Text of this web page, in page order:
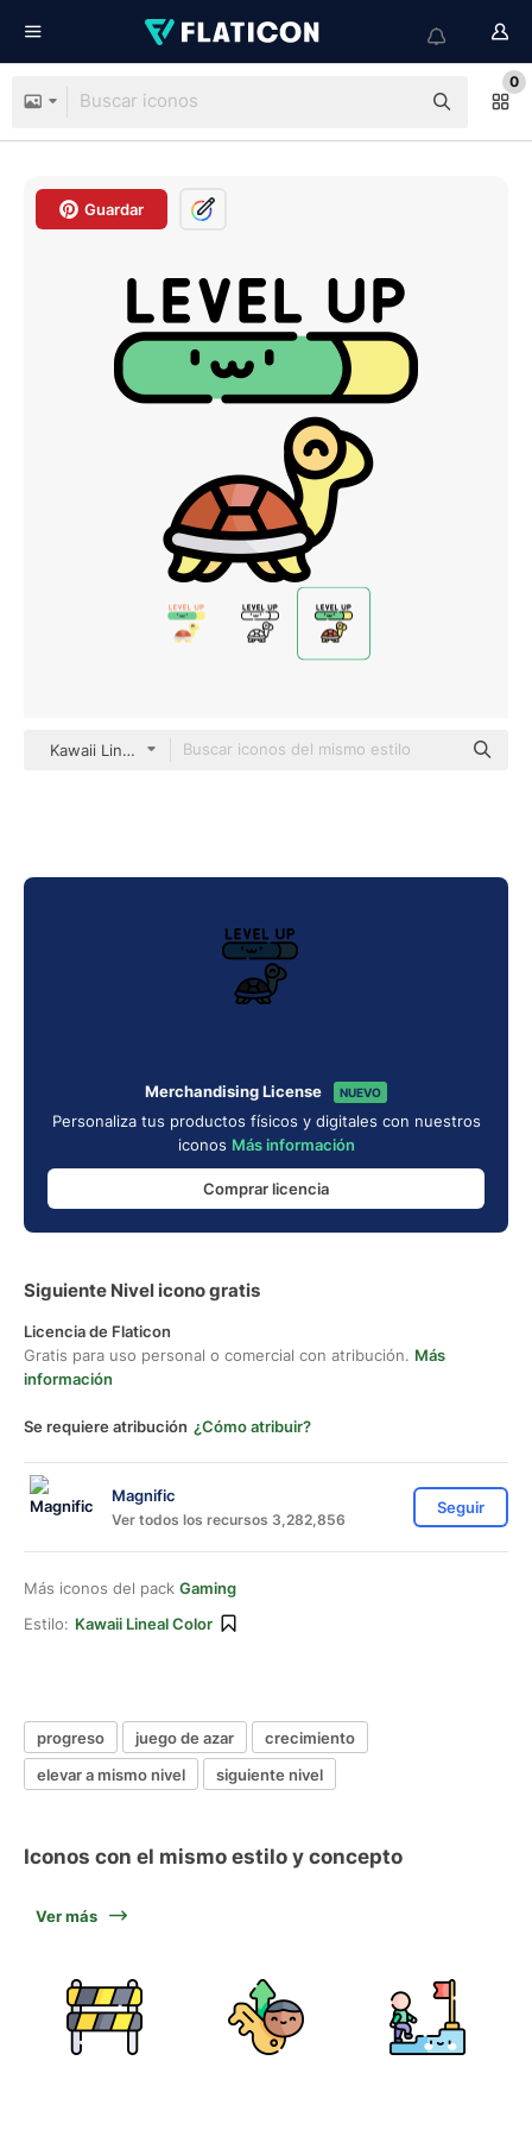
0
Guardar
Kawaii Lineal color
Merchandising License NUEVO
Personaliza tus productos físicos y digitales con nuestros
iconos Más información
Comprar licencia
Siguiente Nivel icono gratis
Licencia de Flaticon
Gratis para uso personal o comercial con atribución. Más
información
Se requiere atribución ¿Cómo atribuir?
Magnific
Ver todos los recursos 3,282,856
Seguir
Más iconos del pack Gaming
Estilo: Kawaii Lineal Color
progreso juego de azar
crecimiento
elevar a mismo nivel
siguiente nivel
Iconos con el mismo estilo y concepto
Ver más